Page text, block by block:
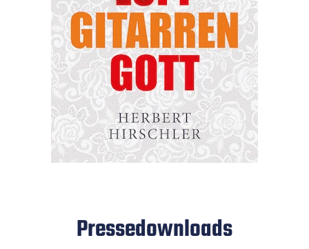
Pressedownloads